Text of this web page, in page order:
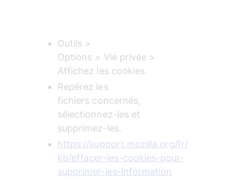
Outils >
Options > Vie privée >
Affichez les cookies
Repérez les
fichiers concernés,
sélectionnez-les et
supprimez-les.
https://support.mozilla.org/fr/
kb/effacer-les-cookies-pour-
supprimer-les-information